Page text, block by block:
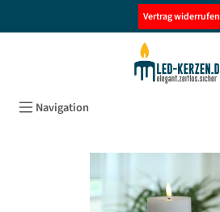
Vertrag widerrufen
Navigation